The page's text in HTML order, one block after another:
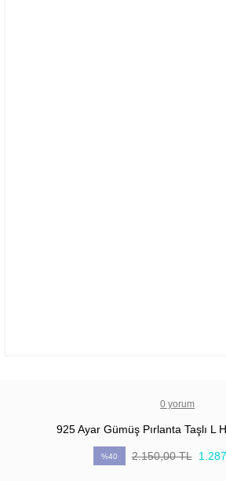
0 yorum
925 Ayar Gümüş Pırlanta Taşlı L
%40 2.150,00 TL